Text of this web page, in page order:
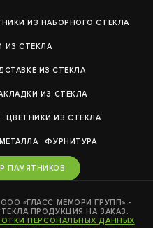
ИЗ НАБОРНОГО СТЕКЛА
ИЗ СТЕКЛА
ИЗ СТЕКЛА
ИЗ СТЕКЛА
ЦВЕТНИКИ ИЗ СТЕКЛА
ФУРНИТУРА
ПАМЯТНИКОВ
«ГЛАСС МЕМОРИ ГРУПП» -
ПРОДУКЦИЯ НА ЗАКАЗ.
ПЕРСОНАЛЬНЫХ ДАННЫХ